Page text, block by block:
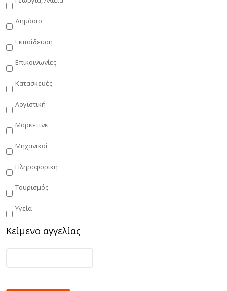
Δημόσιο
Εκπαίδευση
Επικοινωνίες
Κατασκευές
Λογιστική
Μάρκετινκ
Μηχανικοί
Πληροφορική
Τουρισμός
Υγεία
Κείμενο αγγελίας